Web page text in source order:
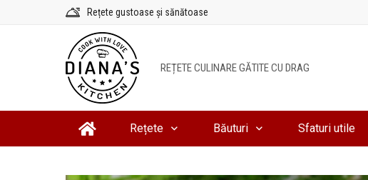
Rețete gustoase și sănătoase
REȚETE CULINARE GĂTITE CU DRAG
Rețete Băuturi Sfaturi utile